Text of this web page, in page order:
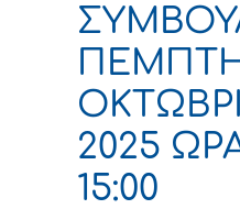
2025
15:00